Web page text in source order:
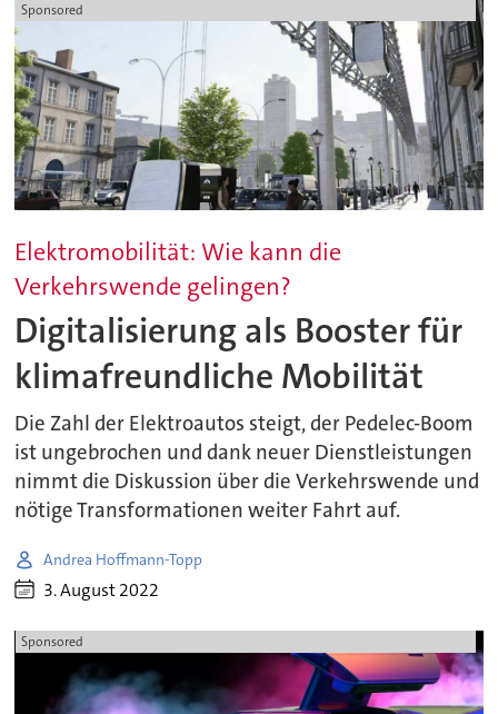
Sponsored
Elektromobilität: Wie kann die
Verkehrswende gelingen?
Digitalisierung als Booster für
klimafreundliche Mobilität
Die Zahl der Elektroautos steigt, der Pedelec-Boom
ist ungebrochen und dank neuer Dienstleistungen
nimmt die Diskussion über die Verkehrswende und
nötige Transformationen weiter Fahrt auf.
Andrea Hoffmann-Topp
3. August 2022
Sponsored